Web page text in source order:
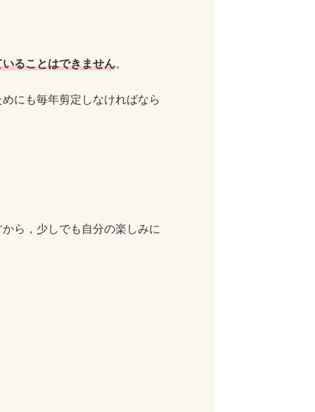
ることはできません。
にも毎年剪定しなければなら
ら，少しでも自分の楽しみに